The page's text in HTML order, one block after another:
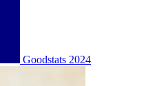
Goodstats 2024